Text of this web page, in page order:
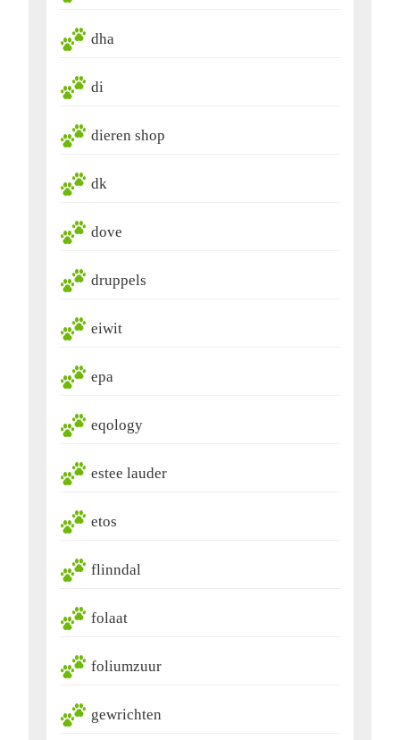
dha
di
dieren shop
dk
dove
druppels
eiwit
epa
eqology
estee lauder
etos
flinndal
folaat
foliumzuur
gewrichten